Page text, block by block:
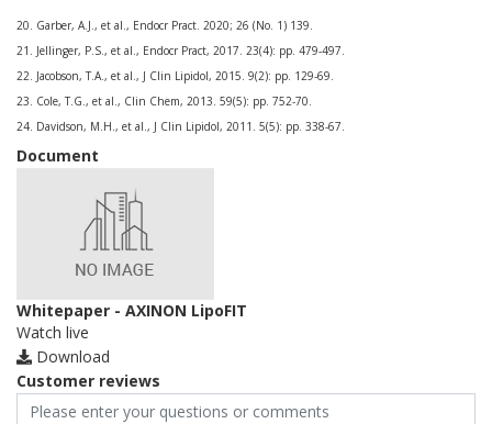
20. Garber, A.J., et al., Endocr Pract. 2020; 26 (No. 1) 139.
21. Jellinger, P.S., et al., Endocr Pract, 2017. 23(4): pp. 479-497.
22. Jacobson, T.A., et al., J Clin Lipidol, 2015. 9(2): pp. 129-69.
23. Cole, T.G., et al., Clin Chem, 2013. 59(5): pp. 752-70.
24. Davidson, M.H., et al., J Clin Lipidol, 2011. 5(5): pp. 338-67.
Document
Whitepaper - AXINON LipoFIT
Watch live
Download
Customer reviews